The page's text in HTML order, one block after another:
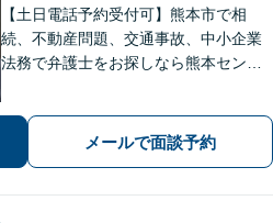
【土日電話予約受付可】熊本市で相
続、不動産問題、交通事故、中小企業
法務で弁護士をお探しなら熊本セント
受付可】【休日・夜間相談可】
メールで面談予約